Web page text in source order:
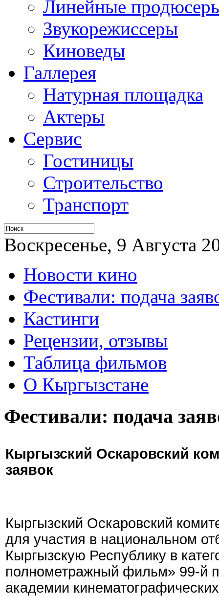
Линейные
Звукорежиссеры
Киноведы
Галлерея
Натурная площадка
Актеры
Сервис
Гостиницы
Строительство
Транспорт
Воскресенье, 9 Августа
Новости кино
Фестивали: подача
Кастинги
Рецензии, отзывы
Таблица фильмов
О Кыргызстане
Фестивали: подача
Кыргызский Оскаровский
заявок
Кыргызский Оскаровский
для участия в национальном
Кыргызскую Республику в
полнометражный фильм» 99-й
академии